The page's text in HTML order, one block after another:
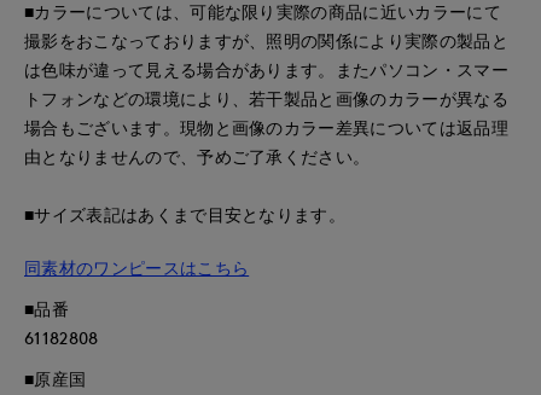
■カラーについては、可能な限り実際の商品に近いカラーにて
撮影をおこなっておりますが、照明の関係により実際の製品と
は色味が違って見える場合があります。またパソコン・スマー
トフォンなどの環境により、若干製品と画像のカラーが異なる
場合もございます。現物と画像のカラー差異については返品理
由となりませんので、予めご了承ください。
■サイズ表記はあくまで目安となります。
同素材のワンピースはこちら
■品番
61182808
■原産国